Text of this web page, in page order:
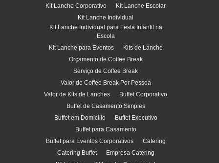
Kit Lanche Corporativo
Kit Lanche Escolar
Kit Lanche Individual
Kit Lanche Individual para Festa Infantil na
Escola
Kit Lanche para Eventos
Kits de Lanche
Orçamento de Coffee Break
Serviço de Coffee Break
Valor de Coffee Break Por Pessoa
Valor de Kits de Lanches
Buffet Corporativo
Buffet de Casamento Simples
Buffet em Domicilio
Buffet Executivo
Buffet para Casamento
Buffet para Eventos Corporativos
Catering
Catering Buffet
Empresa Catering